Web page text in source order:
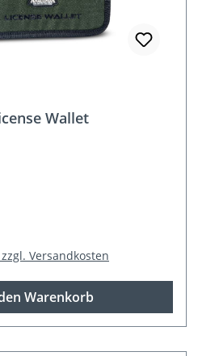
Wallet
Versandkosten
Warenkorb